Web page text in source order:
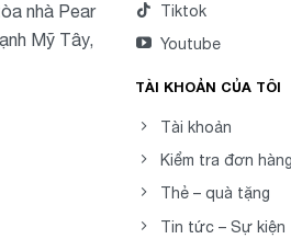
nhà Pear
Mỹ Tây,
Tiktok
Youtube
TÀI KHOẢN CỦA TÔI
Tài khoản
Kiểm tra đơn hàng
Thẻ – quà tặng
Tin tức – Sự kiện